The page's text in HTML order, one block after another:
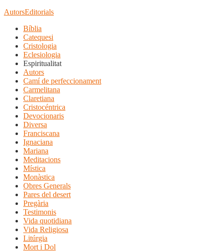
AutorsEditorials
Bíblia
Catequesi
Cristologia
Eclesiologia
Espiritualitat
Autors
Camí de perfeccionament
Carmelitana
Claretiana
Cristocéntrica
Devocionaris
Diversa
Franciscana
Ignaciana
Mariana
Meditacions
Mística
Monàstica
Obres Generals
Pares del desert
Pregària
Testimonis
Vida quotidiana
Vida Religiosa
Litúrgia
Mort i Dol